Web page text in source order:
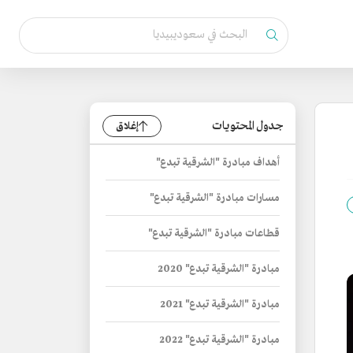
جدول المحتويات إغلاق
أهداف مبادرة "الشرقية تبدع"
مسارات مبادرة "الشرقية تبدع"
قطاعات مبادرة "الشرقية تبدع"
مبادرة "الشرقية تبدع" 2020
مبادرة "الشرقية تبدع" 2021
مبادرة "الشرقية تبدع" 2022